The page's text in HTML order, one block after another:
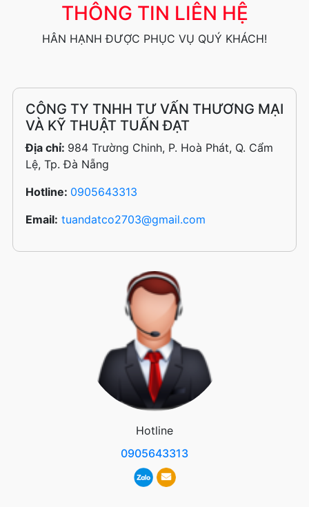
THÔNG TIN LIÊN HỆ
HÂN HẠNH ĐƯỢC PHỤC VỤ QUÝ KHÁCH!
CÔNG TY TNHH TƯ VẤN THƯƠNG MẠI
VÀ KỸ THUẬT TUẤN ĐẠT
Địa chỉ: 984 Trường Chinh, P. Hoà Phát, Q. Cẩm
Lệ, Tp. Đà Nẵng
Hotline: 0905643313
Email: tuandatco2703@gmail.com
Hotline
0905643313